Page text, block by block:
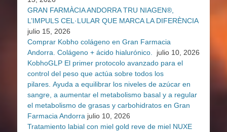
GRAN FARMÀCIA ANDORRA TRU NIAGEN®,
L’IMPULS CEL·LULAR QUE MARCA LA DIFERÈNCIA
julio 15, 2026
Comprar Kobho colágeno en Gran Farmacia
Andorra. Colágeno + ácido hialurónico.
julio 10, 2026
KobhoGLP El primer protocolo avanzado para el
control del peso que actúa sobre todos los
pilares. Ayuda a equilibrar los niveles de azúcar en
sangre, a aumentar el metabolismo basal y a regular
el metabolismo de grasas y carbohidratos en Gran
Farmacia Andorra julio 10, 2026
Tratamiento labial con miel gold reve de miel NUXE